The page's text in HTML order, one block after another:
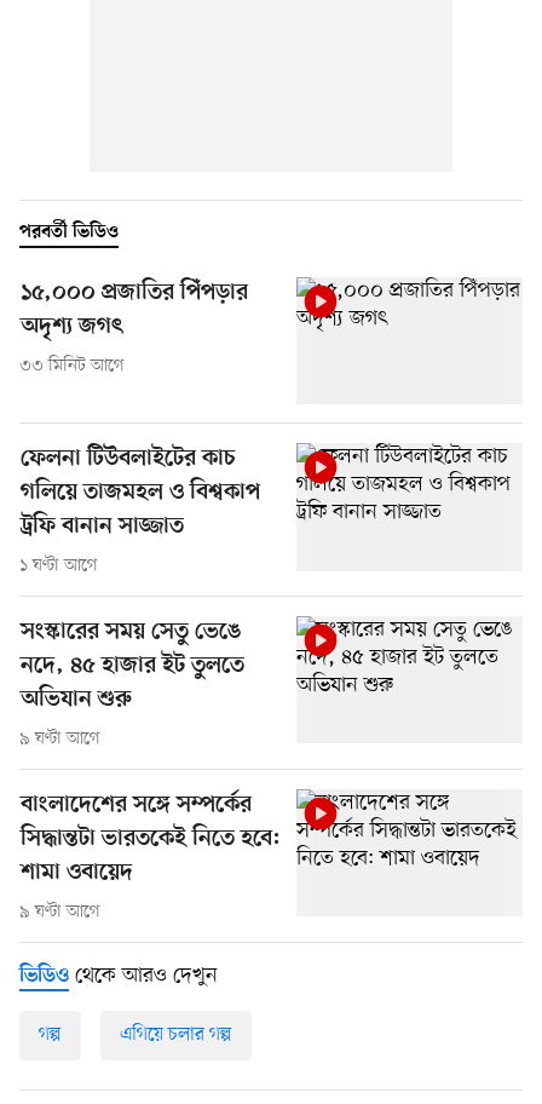
পরবর্তী ভিডিও
১৫,০০০ প্রজাতির পিঁপড়ার
অদৃশ্য জগৎ
৩৩ মিনিট আগে
ফেলনা টিউবলাইটের কাচ
গলিয়ে তাজমহল ও বিশ্বকাপ
ট্রফি বানান সাজ্জাত
১ ঘণ্টা আগে
সংস্কারের সময় সেতু ভেঙে
নদে, ৪৫ হাজার ইট তুলতে
অভিযান শুরু
৯ ঘণ্টা আগে
বাংলাদেশের সঙ্গে সম্পর্কের
সিদ্ধান্তটা ভারতকেই নিতে হবে:
শামা ওবায়েদ
৯ ঘণ্টা আগে
ভিডিও থেকে আরও দেখুন
গল্প এগিয়ে চলার গল্প